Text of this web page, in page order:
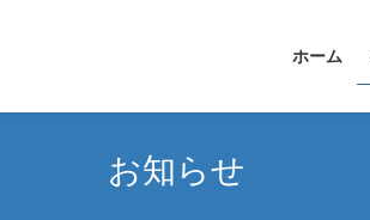
ホーム
お知らせ